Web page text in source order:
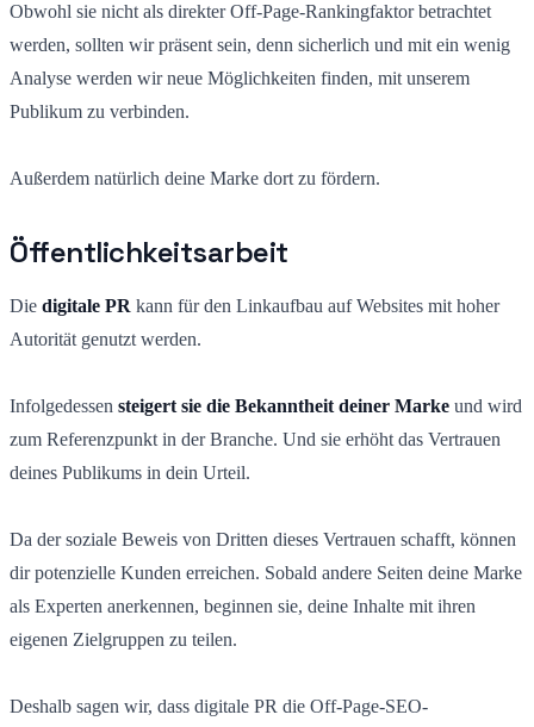
Obwohl sie nicht als direkter Off-Page-Rankingfaktor betrachtet
werden, sollten wir präsent sein, denn sicherlich und mit ein wenig
Analyse werden wir neue Möglichkeiten finden, mit unserem
Publikum zu verbinden.
Außerdem natürlich deine Marke dort zu fördern.
Öffentlichkeitsarbeit
Die digitale PR kann für den Linkaufbau auf Websites mit hoher
Autorität genutzt werden.
Infolgedessen steigert sie die Bekanntheit deiner Marke und wird
zum Referenzpunkt in der Branche. Und sie erhöht das Vertrauen
deines Publikums in dein Urteil.
Da der soziale Beweis von Dritten dieses Vertrauen schafft, können
dir potenzielle Kunden erreichen. Sobald andere Seiten deine Marke
als Experten anerkennen, beginnen sie, deine Inhalte mit ihren
eigenen Zielgruppen zu teilen.
Deshalb sagen wir, dass digitale PR die Off-Page-SEO-